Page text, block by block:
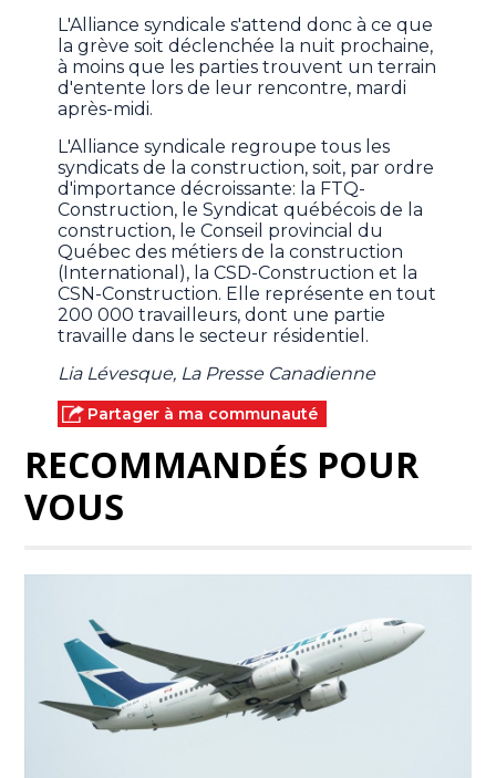
L'Alliance syndicale s'attend donc à ce que
la grève soit déclenchée la nuit prochaine,
à moins que les parties trouvent un terrain
d'entente lors de leur rencontre, mardi
après-midi.
L'Alliance syndicale regroupe tous les
syndicats de la construction, soit, par ordre
d'importance décroissante: la FTQ-
Construction, le Syndicat québécois de la
construction, le Conseil provincial du
Québec des métiers de la construction
(International), la CSD-Construction et la
CSN-Construction. Elle représente en tout
200 000 travailleurs, dont une partie
travaille dans le secteur résidentiel.
Lia Lévesque, La Presse Canadienne
Partager à ma communauté
RECOMMANDÉS POUR
VOUS